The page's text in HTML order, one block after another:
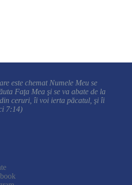
este chemat Numele Meu se
Faţa Mea şi se va abate de la
ceruri, îi voi ierta păcatul, şi îi
7:14)